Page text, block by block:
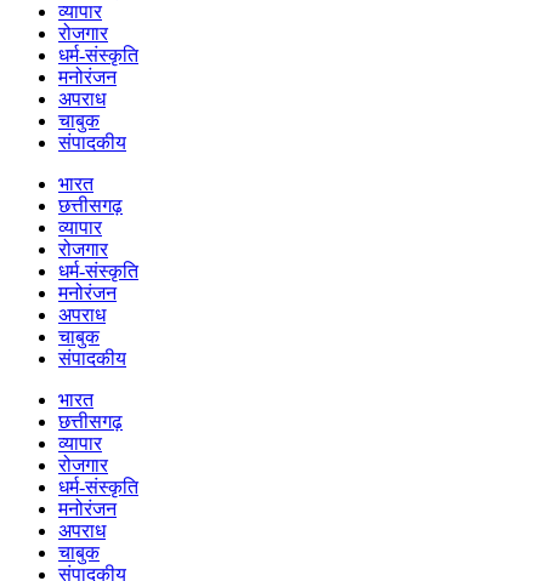
व्यापार
रोजगार
धर्म-संस्कृति
मनोरंजन
अपराध
चाबुक
संपादकीय
भारत
छत्तीसगढ़
व्यापार
रोजगार
धर्म-संस्कृति
मनोरंजन
अपराध
चाबुक
संपादकीय
भारत
छत्तीसगढ़
व्यापार
रोजगार
धर्म-संस्कृति
मनोरंजन
अपराध
चाबुक
संपादकीय